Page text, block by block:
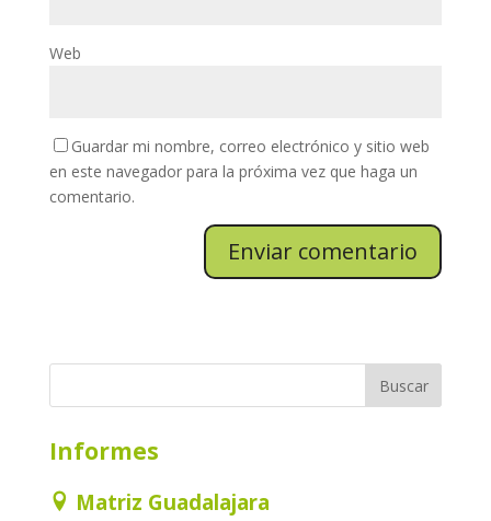
Web
Guardar mi nombre, correo electrónico y sitio web
en este navegador para la próxima vez que haga un
comentario.
Informes
Matriz Guadalajara